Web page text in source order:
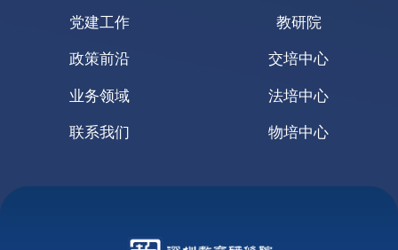
特色，幼儿阳光，大气，自信，文化自信植
入孩子们心中。
深圳市龙华区博蕾幼儿园教师代表：
党建工作
政策前沿
业务领域
联系我们
教研院
交培中心
法培中心
物培中心